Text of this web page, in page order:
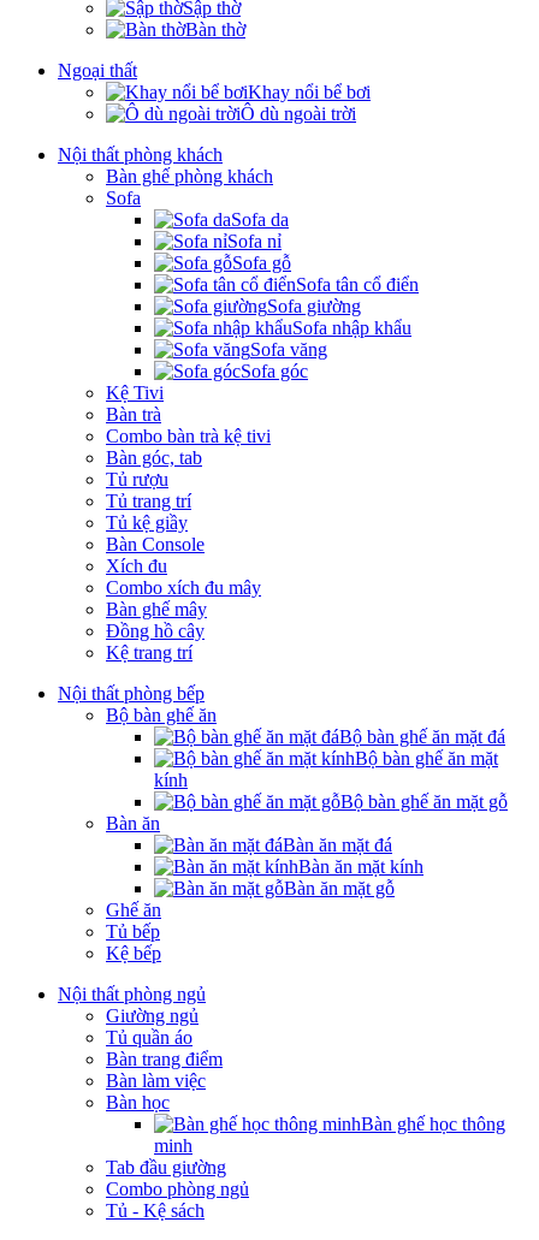
Sập thờ
Bàn thờ
Ngoại thất
Khay nổi bể bơi
Ô dù ngoài trời
Nội thất phòng khách
Bàn ghế phòng khách
Sofa
Sofa da
Sofa nỉ
Sofa gỗ
Sofa tân cổ điển
Sofa giường
Sofa nhập khẩu
Sofa văng
Sofa góc
Kệ Tivi
Bàn trà
Combo bàn trà kệ tivi
Bàn góc, tab
Tủ rượu
Tủ trang trí
Tủ kệ giầy
Bàn Console
Xích đu
Combo xích đu mây
Bàn ghế mây
Đồng hồ cây
Kệ trang trí
Nội thất phòng bếp
Bộ bàn ghế ăn
Bộ bàn ghế ăn mặt đá
Bộ bàn ghế ăn mặt
kính
Bộ bàn ghế ăn mặt gỗ
Bàn ăn
Bàn ăn mặt đá
Bàn ăn mặt kính
Bàn ăn mặt gỗ
Ghế ăn
Tủ bếp
Kệ bếp
Nội thất phòng ngủ
Giường ngủ
Tủ quần áo
Bàn trang điểm
Bàn làm việc
Bàn học
Bàn ghế học thông
minh
Tab đầu giường
Combo phòng ngủ
Tủ - Kệ sách